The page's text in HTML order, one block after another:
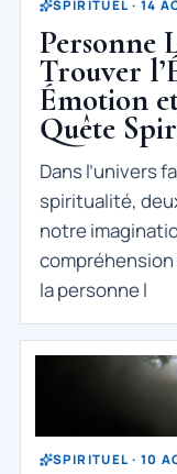
SPIRITUEL · 14
Personne
Trouver
Émotion
Quête
Dans l’univers
spiritualité,
notre
la personne l
SPIRITUEL · 10